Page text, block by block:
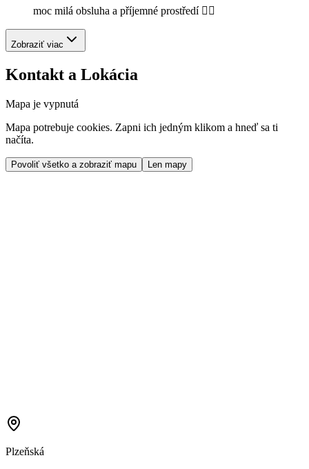
moc milá obsluha a příjemné prostředí 👍🏼
Zobraziť viac
Kontakt a Lokácia
Mapa je vypnutá
Mapa potrebuje cookies. Zapni ich jedným klikom a hneď sa ti
načíta.
Povoliť všetko a zobraziť mapu Len mapy
Plzeňská